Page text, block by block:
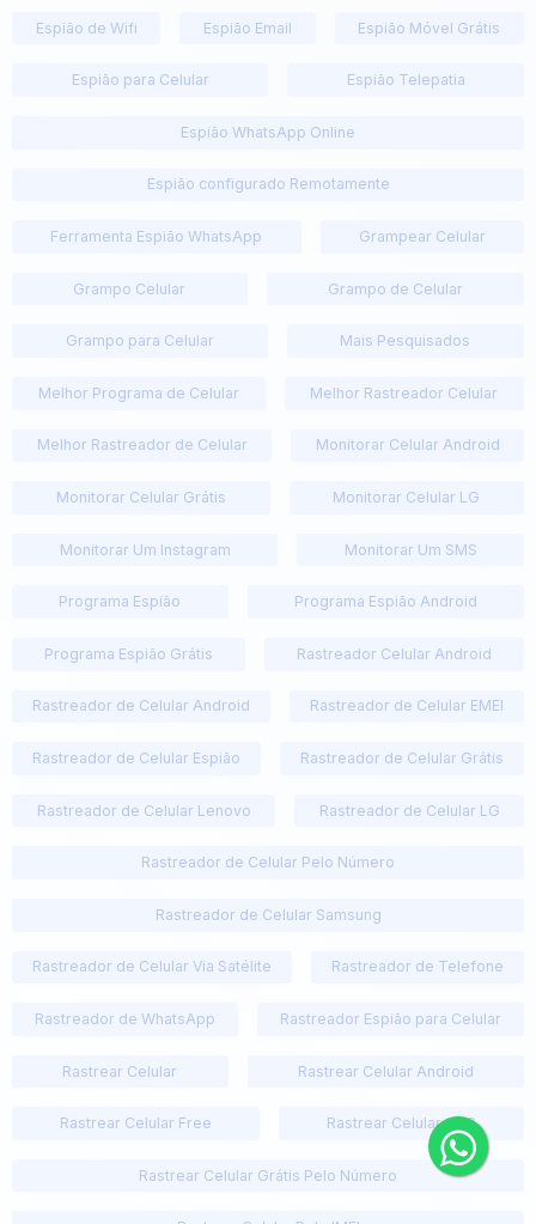
Espião de Wifi Espião Email Espião Móvel Grátis
Espião para Celular Espião Telepatia
Espião WhatsApp Online
Espião configurado Remotamente
Ferramenta Espião WhatsApp Grampear Celular
Grampo Celular Grampo de Celular
Grampo para Celular Mais Pesquisados
Melhor Programa de Celular Melhor Rastreador Celular
Melhor Rastreador de Celular Monitorar Celular Android
Monitorar Celular Grátis Monitorar Celular LG
Monitorar Um Instagram Monitorar Um SMS
Programa Espião Programa Espião Android
Programa Espião Grátis Rastreador Celular Android
Rastreador de Celular Android Rastreador de Celular EMEI
Rastreador de Celular Espião Rastreador de Celular Grátis
Rastreador de Celular Lenovo Rastreador de Celular LG
Rastreador de Celular Pelo Número
Rastreador de Celular Samsung
Rastreador de Celular Via Satélite Rastreador de Telefone
Rastreador de WhatsApp Rastreador Espião para Celular
Rastrear Celular Rastrear Celular Android
Rastrear Celular Free Rastrear Celular GPS
Rastrear Celular Grátis Pelo Número